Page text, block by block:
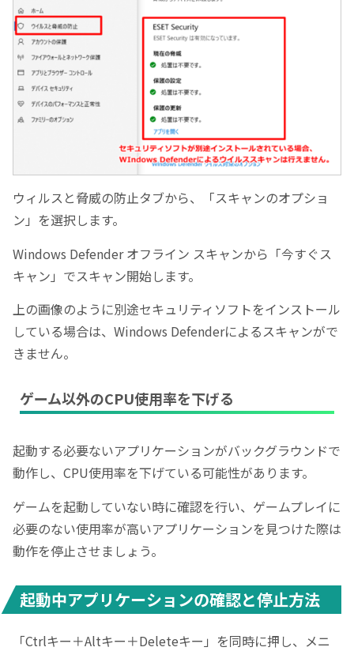
ウィルスと脅威の防止タブから、「スキャンのオプショ
ン」を選択します。
Windows Defender オフライン スキャンから「今すぐス
キャン」でスキャン開始します。
上の画像のように別途セキュリティソフトをインストール
している場合は、Windows Defenderによるスキャンがで
きません。
ゲーム以外のCPU使用率を下げる
起動する必要ないアプリケーションがバックグラウンドで
動作し、CPU使用率を下げている可能性があります。
ゲームを起動していない時に確認を行い、ゲームプレイに
必要のない使用率が高いアプリケーションを見つけた際は
動作を停止させましょう。
起動中アプリケーションの確認と停止方法
「Ctrlキー＋Altキー＋Deleteキー」を同時に押し、メニ